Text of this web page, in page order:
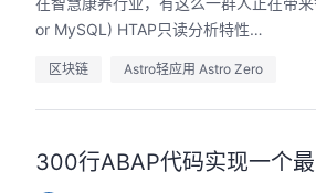
or MySQL) HTAP只读分析特性…
区块链 Astro轻应用 Astro Zero
300行ABAP代码实现一个